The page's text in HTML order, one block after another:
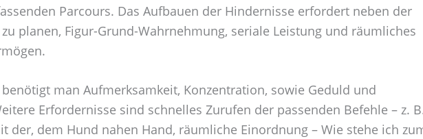
Parcours. Das Aufbauen der Hindernisse erfordert neben der
planen, Figur-Grund-Wahrnehmung, seriale Leistung und räumliches
man Aufmerksamkeit, Konzentration, sowie Geduld und
Erfordernisse sind schnelles Zurufen der passenden Befehle – z.
der, dem Hund nahen Hand, räumliche Einordnung – Wie stehe ich